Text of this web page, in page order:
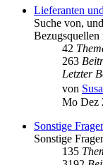
Lieferanten
Suche von,
Bezugsquellen
42
263
Letzter
von
Mo Dez
Sonstige
Sonstige
135